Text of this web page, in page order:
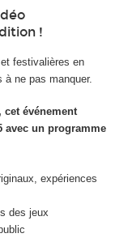
!
festivalières en
ne pas manquer.
cet événement
avec un programme
expériences
des jeux